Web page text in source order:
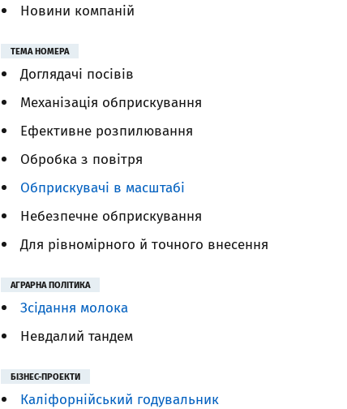
Новини компаній
ТЕМА НОМЕРА
Доглядачі посівів
Механізація обприскування
Ефективне розпилювання
Обробка з повітря
Обприскувачі в масштабі
Небезпечне обприскування
Для рівномірного й точного внесення
АГРАРНА ПОЛІТИКА
Зсідання молока
Невдалий тандем
БІЗНЕС-ПРОЕКТИ
Каліфорнійський годувальник